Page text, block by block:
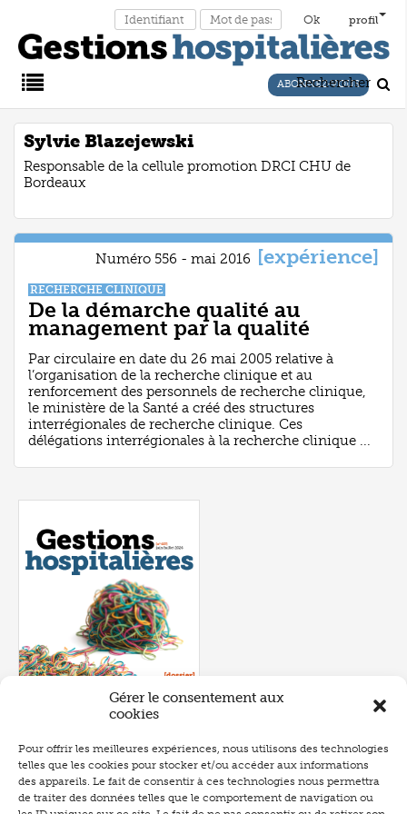
Gérer le consentement aux
cookies
Pour offrir les meilleures expériences, nous utilisons des technologies
telles que les cookies pour stocker et/ou accéder aux informations
des appareils. Le fait de consentir à ces technologies nous permettra
de traiter des données telles que le comportement de navigation ou
profil
Main
Menu
ABONNEZ-VOUS
Rechercher
Sylvie Blazejewski
Responsable de la cellule promotion DRCI CHU de
Bordeaux
Numéro 556 - mai 2016 [expérience]
RECHERCHE CLINIQUE
De la démarche qualité au
management par la qualité
Par circulaire en date du 26 mai 2005 relative à
l’organisation de la recherche clinique et au
renforcement des personnels de recherche clinique,
le ministère de la Santé a créé des structures
interrégionales de recherche clinique. Ces
délégations interrégionales à la recherche clinique ...
Numéro 657- juin 2026